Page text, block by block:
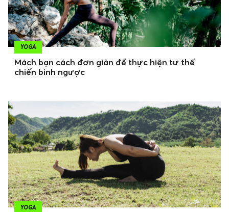
YOGA
Mách bạn cách đơn giản để thực hiện tư thế
chiến binh ngược
YOGA